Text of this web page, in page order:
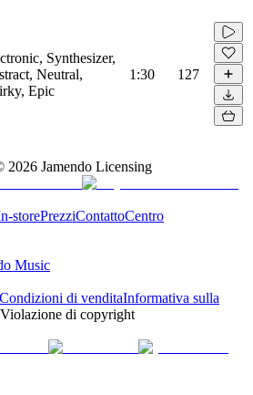
Synthesizer,
Neutral,
Epic
1:30 127
2026 Jamendo Licensing
storePrezziContattoCentro
Music
Condizioni di venditaInformativa sulla
Violazione di copyright